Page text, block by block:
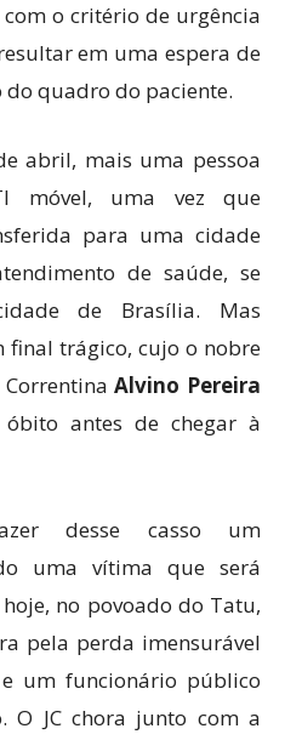
o critério de urgência
em uma espera de
quadro do paciente.
abril, mais uma pessoa
móvel, uma vez que
para uma cidade
de saúde, se
de Brasília. Mas
final trágico, cujo o nobre
CorrentinaAlvino Pereira
antes de chegar à
desse casso um
uma vítima que será
no povoado do Tatu,
pela perda imensurável
um funcionário público
O JC chora junto com a